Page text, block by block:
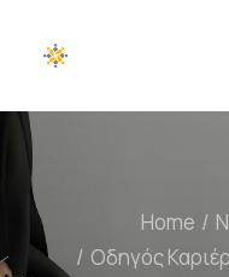
Home
Οδηγός